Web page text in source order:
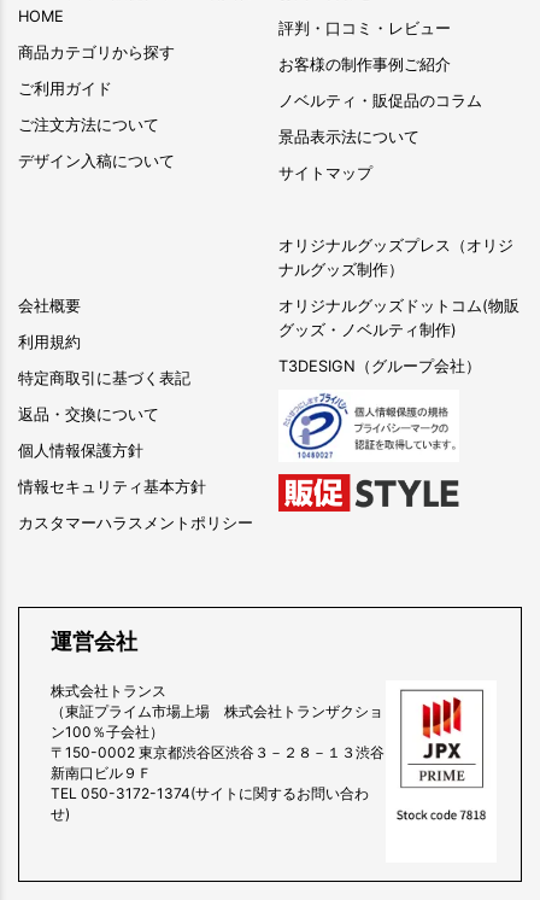
HOME
商品カテゴリから探す
ご利用ガイド
ご注文方法について
デザイン入稿について
会社概要
利用規約
特定商取引に基づく表記
返品・交換について
個人情報保護方針
情報セキュリティ基本方針
カスタマーハラスメントポリシー
評判・口コミ・レビュー
お客様の制作事例ご紹介
ノベルティ・販促品のコラム
景品表示法について
サイトマップ
オリジナルグッズプレス（オリジ
ナルグッズ制作）
オリジナルグッズドットコム(物販
グッズ・ノベルティ制作)
T3DESIGN（グループ会社）
運営会社
株式会社トランス
（東証プライム市場上場 株式会社トランザクショ
ン100％子会社）
〒150-0002 東京都渋谷区渋谷３－２８－１３渋谷
新南口ビル９Ｆ
TEL 050-3172-1374(サイトに関するお問い合わ
せ)